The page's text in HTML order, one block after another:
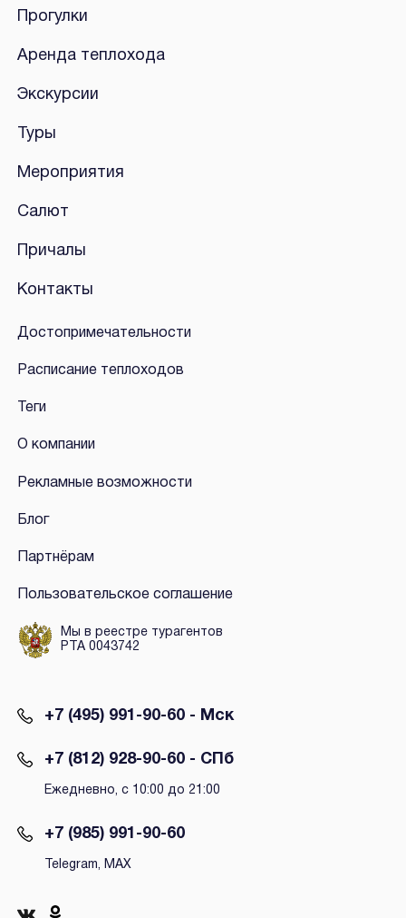
Прогулки
Аренда теплохода
Экскурсии
Туры
Мероприятия
Салют
Причалы
Контакты
Достопримечательности
Расписание теплоходов
Теги
О компании
Рекламные возможности
Блог
Партнёрам
Пользовательское соглашение
Мы в реестре турагентов
РТА 0043742
+7 (495) 991-90-60 - Мск
+7 (812) 928-90-60 - СПб
Ежедневно, с 10:00 до 21:00
+7 (985) 991-90-60
Telegram, MAX